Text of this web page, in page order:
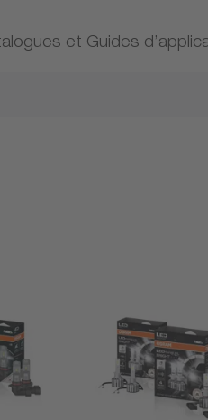
et Guides